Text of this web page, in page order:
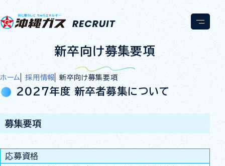
新卒向け募集要項
ホーム 採用情報 新卒向け募集要項
2027年度 新卒者募集について
募集要項
応募資格